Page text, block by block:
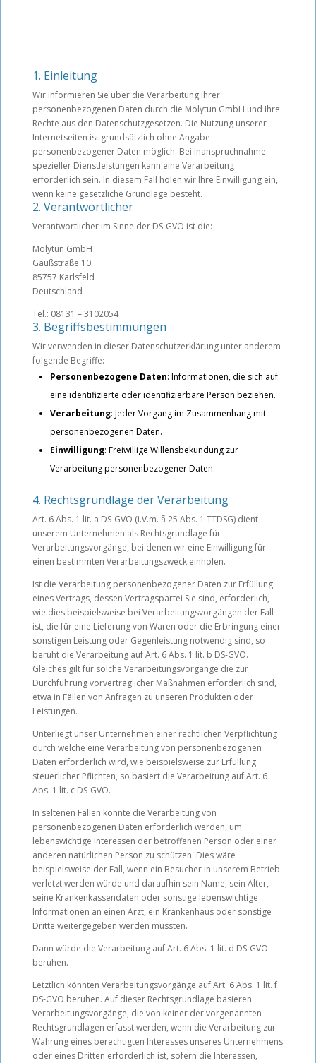
1. Einleitung
Wir informieren Sie über die Verarbeitung Ihrer
personenbezogenen Daten durch die Molytun GmbH und Ihre
Rechte aus den Datenschutzgesetzen. Die Nutzung unserer
Internetseiten ist grundsätzlich ohne Angabe
personenbezogener Daten möglich. Bei Inanspruchnahme
spezieller Dienstleistungen kann eine Verarbeitung
erforderlich sein. In diesem Fall holen wir Ihre Einwilligung ein,
wenn keine gesetzliche Grundlage besteht.
2. Verantwortlicher
Verantwortlicher im Sinne der DS-GVO ist die:
Molytun GmbH
Gaußstraße 10
85757 Karlsfeld
Deutschland
Tel.: 08131 – 3102054
3. Begriffsbestimmungen
Wir verwenden in dieser Datenschutzerklärung unter anderem
folgende Begriffe:
Personenbezogene Daten: Informationen, die sich auf
eine identifizierte oder identifizierbare Person beziehen.
Verarbeitung: Jeder Vorgang im Zusammenhang mit
personenbezogenen Daten.
Einwilligung: Freiwillige Willensbekundung zur
Verarbeitung personenbezogener Daten.
4. Rechtsgrundlage der Verarbeitung
Art. 6 Abs. 1 lit. a DS-GVO (i.V.m. § 25 Abs. 1 TTDSG) dient
unserem Unternehmen als Rechtsgrundlage für
Verarbeitungsvorgänge, bei denen wir eine Einwilligung für
einen bestimmten Verarbeitungszweck einholen.
Ist die Verarbeitung personenbezogener Daten zur Erfüllung
eines Vertrags, dessen Vertragspartei Sie sind, erforderlich,
wie dies beispielsweise bei Verarbeitungsvorgängen der Fall
ist, die für eine Lieferung von Waren oder die Erbringung einer
sonstigen Leistung oder Gegenleistung notwendig sind, so
beruht die Verarbeitung auf Art. 6 Abs. 1 lit. b DS-GVO.
Gleiches gilt für solche Verarbeitungsvorgänge die zur
Durchführung vorvertraglicher Maßnahmen erforderlich sind,
etwa in Fällen von Anfragen zu unseren Produkten oder
Leistungen.
Unterliegt unser Unternehmen einer rechtlichen Verpflichtung
durch welche eine Verarbeitung von personenbezogenen
Daten erforderlich wird, wie beispielsweise zur Erfüllung
steuerlicher Pflichten, so basiert die Verarbeitung auf Art. 6
Abs. 1 lit. c DS-GVO.
In seltenen Fällen könnte die Verarbeitung von
personenbezogenen Daten erforderlich werden, um
lebenswichtige Interessen der betroffenen Person oder einer
anderen natürlichen Person zu schützen. Dies wäre
beispielsweise der Fall, wenn ein Besucher in unserem Betrieb
verletzt werden würde und daraufhin sein Name, sein Alter,
seine Krankenkassendaten oder sonstige lebenswichtige
Informationen an einen Arzt, ein Krankenhaus oder sonstige
Dritte weitergegeben werden müssten.
Dann würde die Verarbeitung auf Art. 6 Abs. 1 lit. d DS-GVO
beruhen.
Letztlich könnten Verarbeitungsvorgänge auf Art. 6 Abs. 1 lit. f
DS-GVO beruhen. Auf dieser Rechtsgrundlage basieren
Verarbeitungsvorgänge, die von keiner der vorgenannten
Rechtsgrundlagen erfasst werden, wenn die Verarbeitung zur
Wahrung eines berechtigten Interesses unseres Unternehmens
oder eines Dritten erforderlich ist, sofern die Interessen,